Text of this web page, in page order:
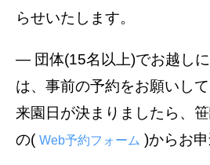
らせいたします。
― 団体(15名以上)でお越し
は、事前の予約をお願いして
来園日が決まりましたら、
の( Web予約フォーム )からお申